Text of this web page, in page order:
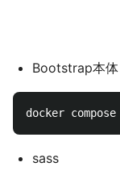
Bootstrap本
docker compose
sass